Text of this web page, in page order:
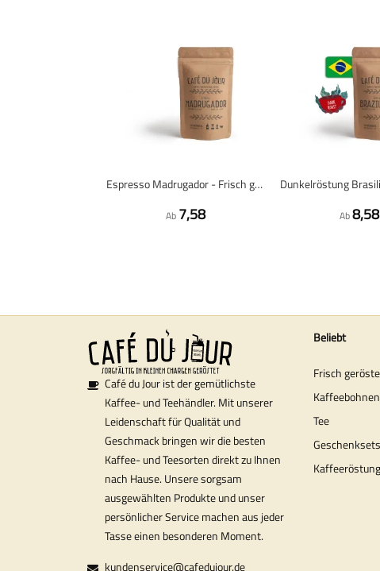
Espresso Madrugador - Frisch gerösteter Kaffee
Ab 7,58 Ab8,58
Café du Jour ist der gemütlichste
Kaffee- und Teehändler. Mit unserer
Leidenschaft für Qualität und
Geschmack bringen wir die besten
Kaffee- und Teesorten direkt zu Ihnen
nach Hause. Unsere sorgsam
ausgewählten Produkte und unser
persönlicher Service machen aus jeder
Tasse einen besonderen Moment.
kundenservice@cafedujour.de
Beliebt
Frisch
Kaffeebohnen
Tee
Geschenksets